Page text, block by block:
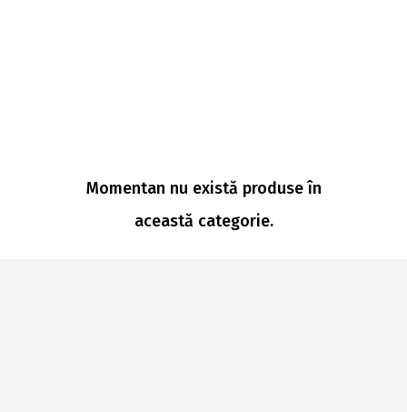
Momentan nu există produse în
această categorie.